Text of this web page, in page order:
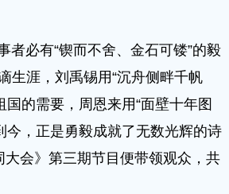
者必有“锲而不舍、金石可镂”的毅
生涯，刘禹锡用“沉舟侧畔千帆
的需要，周恩来用“面壁十年图
今，正是勇毅成就了无数光辉的诗
会》第三期节目便带领观众，共